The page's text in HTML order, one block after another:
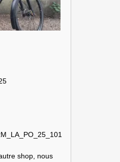
shop, nous